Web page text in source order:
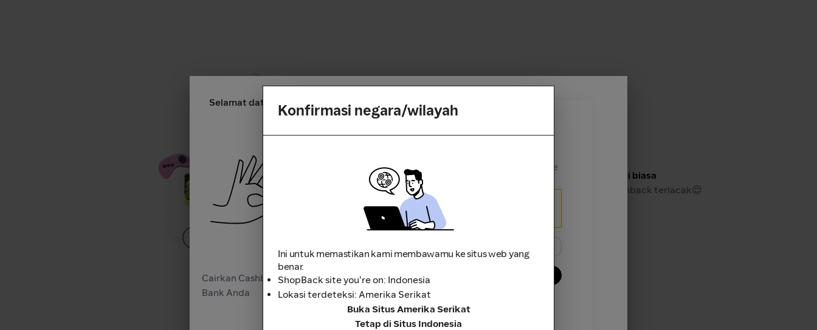
2Belanja, pesan travel atau mainkan game seperti biasa
3Kamu bisa bersantai dulu sambil menunggu Cashback terlacak😌
Selamat datang ke
Cairkan Cashback ke Rekening
Bank Anda
Masukan Kode
Gunakan Referral teman atau Kode
(www.shopback.co.id)
Konfirmasi negara/wilayah
Ini untuk memastikan kami membawamu ke situs web yang
benar.
ShopBack site you're on: Indonesia
Lokasi terdeteksi: Amerika Serikat
Buka Situs Amerika Serikat
Tetap di Situs Indonesia